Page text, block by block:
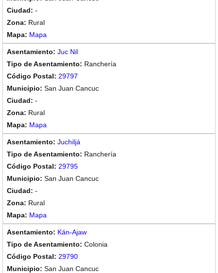
-
Rural
Mapa
Juc Nil
Ranchería
29797
San Juan Cancuc
-
Rural
Mapa
Juchiljá
Ranchería
29795
San Juan Cancuc
-
Rural
Mapa
Kán-Ajaw
Colonia
29790
San Juan Cancuc